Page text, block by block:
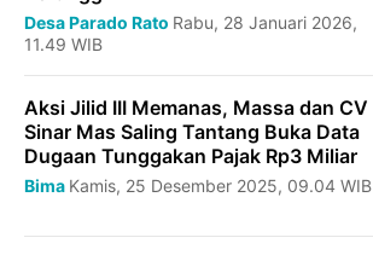
Desa Parado Rato Rabu, 28 Januari 2026,
11.49 WIB
Aksi Jilid III Memanas, Massa dan CV
Sinar Mas Saling Tantang Buka Data
Dugaan Tunggakan Pajak Rp3 Miliar
Bima Kamis, 25 Desember 2025, 09.04 WIB